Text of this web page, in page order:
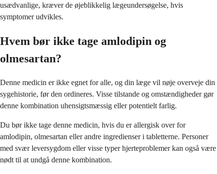
usædvanlige, kræver de øjeblikkelig lægeundersøgelse, hvis
symptomer udvikles.
Hvem bør ikke tage amlodipin og
olmesartan?
Denne medicin er ikke egnet for alle, og din læge vil nøje overveje din
sygehistorie, før den ordineres. Visse tilstande og omstændigheder gør
denne kombination uhensigtsmæssig eller potentielt farlig.
Du bør ikke tage denne medicin, hvis du er allergisk over for
amlodipin, olmesartan eller andre ingredienser i tabletterne. Personer
med svær leversygdom eller visse typer hjerteproblemer kan også være
nødt til at undgå denne kombination.